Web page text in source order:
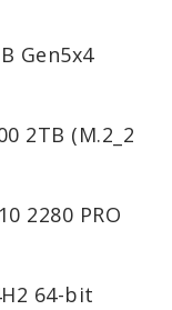
Gen5x4
2TB (M.2_2
2280 PRO
64-bit